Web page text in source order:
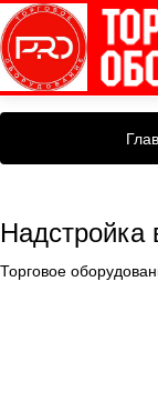
Надстройка
Торговое